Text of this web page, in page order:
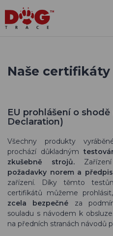
Naše certifikáty
EU prohlášení o
Declaration)
Všechny produkty
prochází důkladným
zkušebně strojů.
požadavky norem a
zařízení. Díky těmto
certifikátů můžeme
zcela bezpečné za
souladu s návodem k
na předních stranách návodů